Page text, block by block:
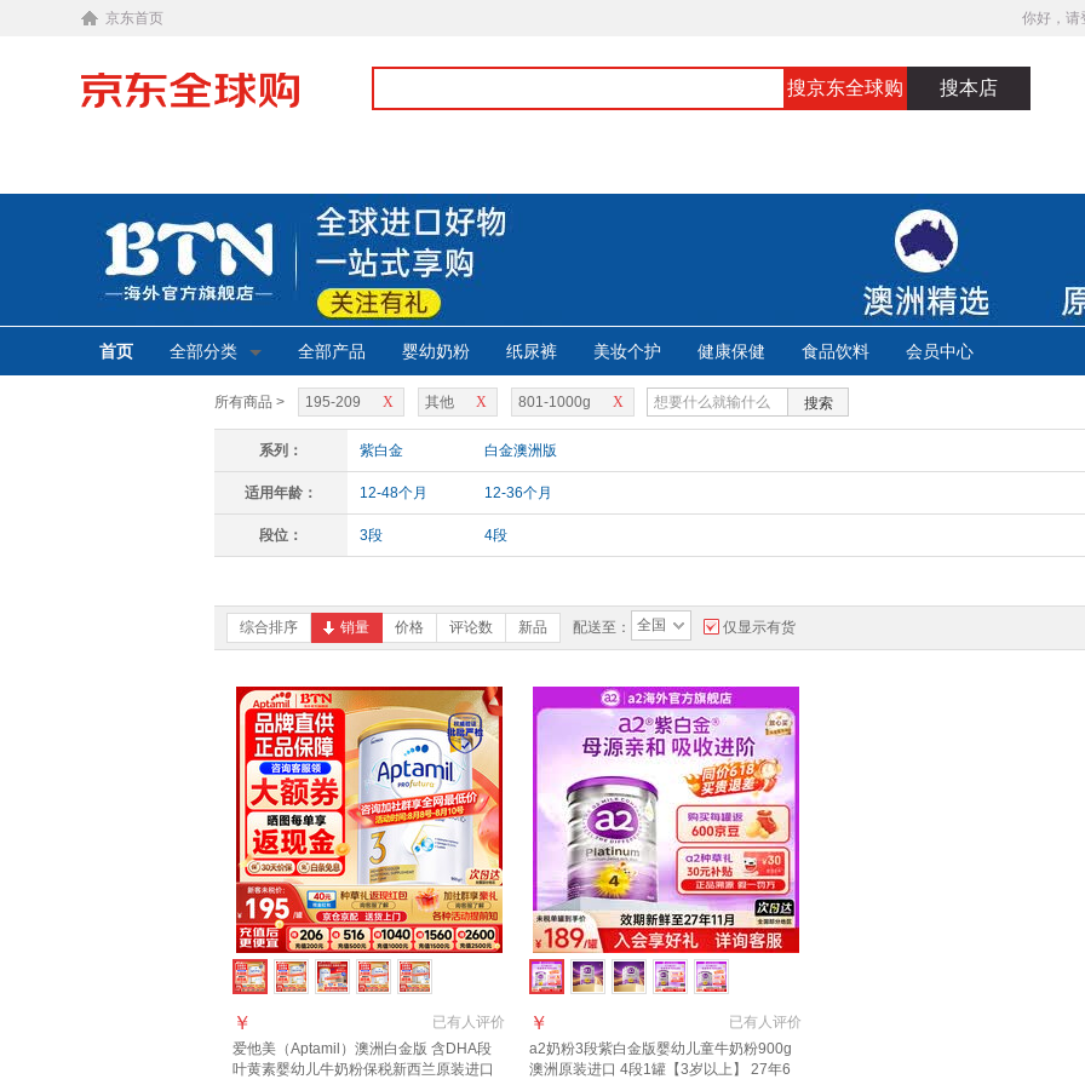
京东首页 你好，请
搜京东全球购 搜本店
首页 全部分类 全部产品 婴幼奶粉 纸尿裤 美妆个护 健康保健 食品饮料 会员中心
所有商品 > X
195-209 X
其他 X
801-1000g 搜索
系列： 紫白金 白金澳洲版
适用年龄： 12-48个月 12-36个月
段位： 3段 4段
综合排序 销量 价格 评论数 新品 配送至： 全国 仅显示有货
已有人评价
￥
爱他美（Aptamil）澳洲白金版 含DHA段
叶黄素婴幼儿牛奶粉保税新西兰原装进口
已有人评价
￥
a2奶粉3段紫白金版婴幼儿童牛奶粉900g
澳洲原装进口 4段1罐【3岁以上】 27年6